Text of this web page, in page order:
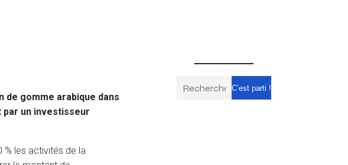
de gomme arabique dans
par un investisseur
% les activités de la
C’est parti !